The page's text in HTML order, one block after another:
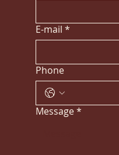
E-mail *
Phone
Message*